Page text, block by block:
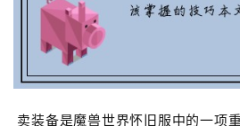
卖装备是魔兽世界怀旧服中的一项